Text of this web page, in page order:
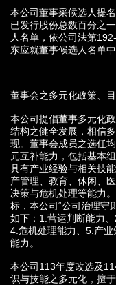
本公司董事采候选人提
已发行股份总数百分之
人名单，依公司法第
东应就董事候选人名单中
董事会之多元化政策、
本公司提倡董事多元化
结构之健全发展，相信
现。董事会成员之选任
元互补能力，包括基本
具有产业经验与相关技
产管理、教育、休闲、
决策与危机处理等能力
标，本公司“公司治理守
如下：1.营运判断能力
4.危机处理能力、5.产
能力。
本公司113年度改选及
识与技能之多元化，擅